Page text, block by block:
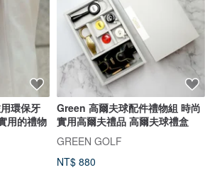
環保牙
用的禮物
Green 高爾夫球配件禮物組 時尚
實用高爾夫禮品 高爾夫球禮盒
GREEN GOLF
NT$ 880